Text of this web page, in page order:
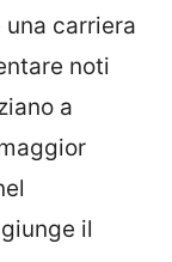
carriera
noti
a
il